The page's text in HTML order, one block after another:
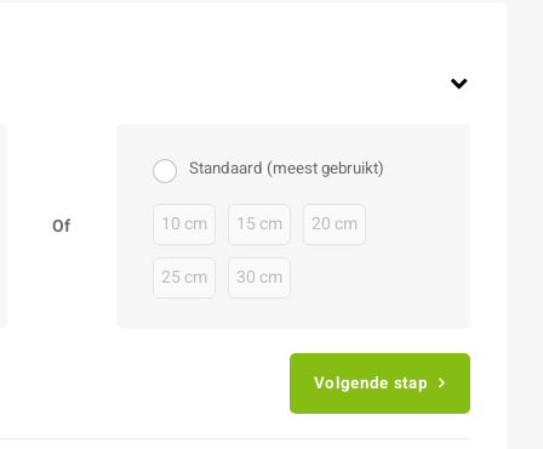
Of
Standaard (meest gebruikt)
10 cm 15 cm 20 cm
25 cm 30 cm
Volgende stap